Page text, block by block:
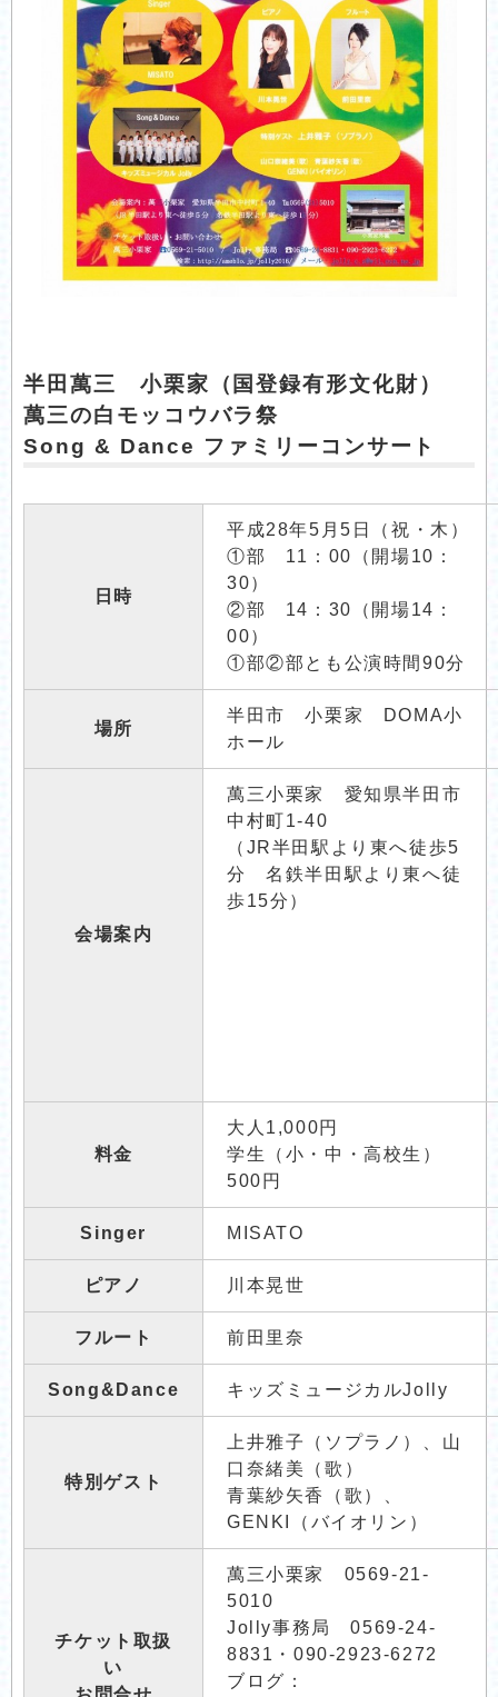
半田萬三 小栗家（国登録有形文化財）
萬三の白モッコウバラ祭
Song & Dance ファミリーコンサート
日時
平成28年5月5日（祝・木）
①部 11：00（開場10：
30）
②部 14：30（開場14：
00）
①部②部とも公演時間90分
場所
半田市 小栗家 DOMA小
ホール
会場案内
萬三小栗家 愛知県半田市
中村町1-40
（JR半田駅より東へ徒歩5
分 名鉄半田駅より東へ徒
歩15分）
料金
大人1,000円
学生（小・中・高校生）
500円
Singer MISATO
ピアノ 川本晃世
フルート 前田里奈
Song&Dance キッズミュージカルJolly
特別ゲスト
上井雅子（ソプラノ）、山
口奈緒美（歌）
青葉紗矢香（歌）、
GENKI（バイオリン）
チケット取扱
い
萬三小栗家 0569-21-
5010
Jolly事務局 0569-24-
8831・090-2923-6272
ブログ：